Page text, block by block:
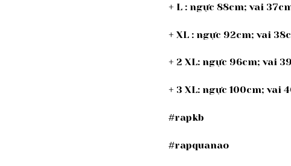
+ L : ngực 88cm; vai
+ XL : ngực 92cm; vai
+ 2 XL: ngực 96cm; vai
+ 3 XL: ngực 100cm; vai
#rapkb
#rapquanao